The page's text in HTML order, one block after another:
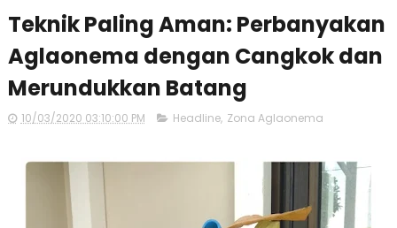
Teknik Paling Aman: Perbanyakan
Aglaonema dengan Cangkok dan
Merundukkan Batang
10/03/2020 03:10:00 PM Headline, Zona Aglaonema